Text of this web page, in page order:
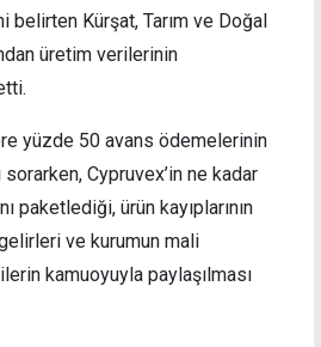
Kürşat, Tarım ve Doğal
üretim verilerinin
yüzde 50 avans ödemelerinin
sorarken, Cypruvex’in ne kadar
paketlediği, ürün kayıplarının
ve kurumun mali
kamuoyuyla paylaşılması